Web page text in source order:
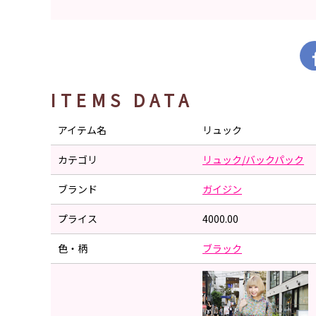
ITEMS DATA
アイテム名 リュック
カテゴリ リュック/バックパック
ブランド ガイジン
プライス 4000.00
色・柄 ブラック